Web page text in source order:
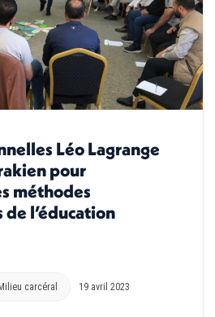
Léo Lagrange
pour
méthodes
l’éducation
carcéral 19 avril 2023